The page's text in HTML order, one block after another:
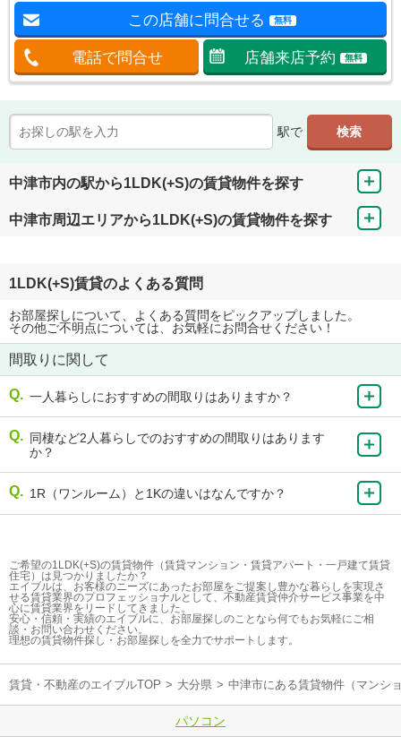
この店舗に問合せる 無料
電話で問合せ 店舗来店予約 無料
駅で
中津市内の駅から1LDK(+S)の賃貸物件を探す
中津市周辺エリアから1LDK(+S)の賃貸物件を探す
1LDK(+S)賃貸のよくある質問
お部屋探しについて、よくある質問をピックアップしました。
その他ご不明点については、お気軽にお問合せください！
間取りに関して
一人暮らしにおすすめの間取りはありますか？
同棲など2人暮らしでのおすすめの間取りはあります
か？
1R（ワンルーム）と1Kの違いはなんですか？
ご希望の1LDK(+S)の賃貸物件（賃貸マンション・賃貸アパート・一戸建て賃貸
住宅）は見つかりましたか？
エイブルは、お客様のニーズにあったお部屋をご提案し豊かな暮らしを実現さ
せる賃貸業界のプロフェッショナルとして、不動産賃貸仲介サービス事業を中
心に賃貸業界をリードしてきました。
安心・信頼・実績のエイブルに、お部屋探しのことなら何でもお気軽にご相
談・お問い合わせください。
理想の賃貸物件探し・お部屋探しを全力でサポートします。
賃貸・不動産のエイブルTOP > 大分県 > 中津市にある賃貸物件（マンシ
パソコン